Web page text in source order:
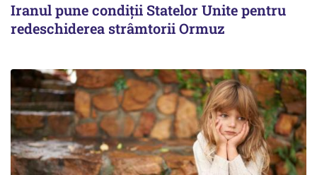
Iranul pune condiții Statelor Unite pentru
redeschiderea strâmtorii Ormuz